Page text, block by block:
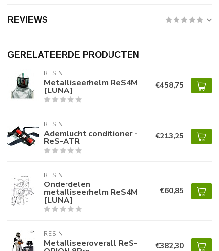
REVIEWS
GERELATEERDE PRODUCTEN
RESIN
Metalliseerhelm ReS4M
[LUNA] €458,75
RESIN
Ademlucht conditioner -
ReS-ATR €213,25
RESIN
Onderdelen
metalliseerhelm ReS4M
[LUNA]
€60,85
RESIN
Metalliseeroverall ReS- €382,30